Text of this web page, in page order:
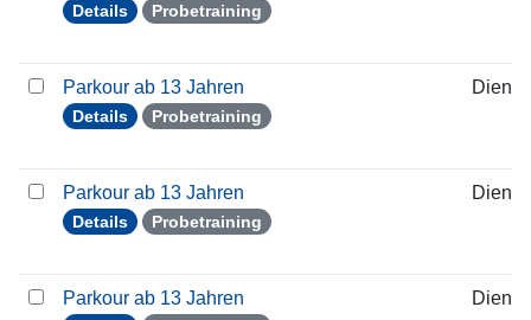
Details Probetraining
Parkour ab 13 Jahren
Details Probetraining
Parkour ab 13 Jahren
Details Probetraining
Parkour ab 13 Jahren